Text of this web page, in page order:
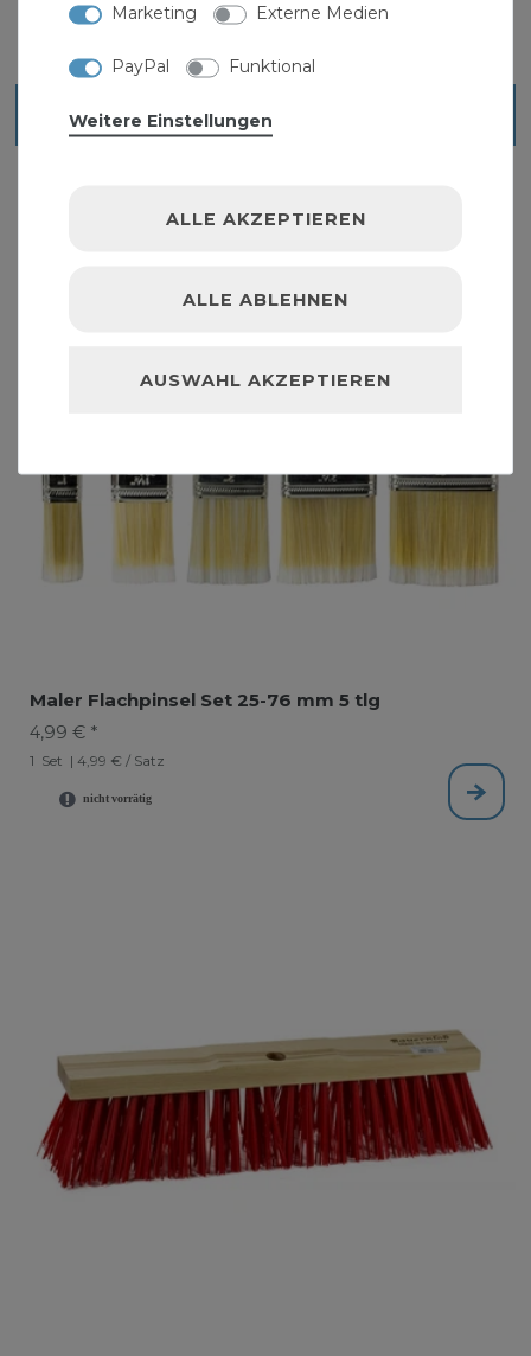
Blick ins Sortiment
Maler Flachpinsel Set 25-76 mm 5 tlg
4,99 € *
1 Set | 4,99 € / Satz
Marketing Externe Medien
PayPal Funktional
Weitere Einstellungen
ALLE AKZEPTIEREN
ALLE ABLEHNEN
AUSWAHL AKZEPTIEREN